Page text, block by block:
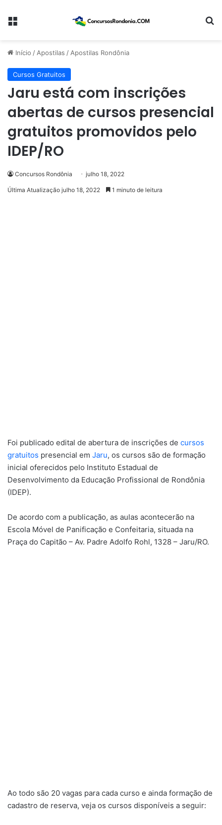
Menu
Início /Apostilas /Apostilas Rondônia
Cursos Gratuitos
Jaru está com inscrições
abertas de cursos presencial
gratuitos promovidos pelo
IDEP/RO
Concursos Rondônia julho 18, 2022
Última Atualização julho 18, 2022 1 minuto de leitura
Foi publicado edital de abertura de inscrições de cursos
gratuitos presencial em Jaru, os cursos são de formação
inicial oferecidos pelo Instituto Estadual de
Desenvolvimento da Educação Profissional de Rondônia
(IDEP).
De acordo com a publicação, as aulas acontecerão na
Escola Móvel de Panificação e Confeitaria, situada na
Praça do Capitão – Av. Padre Adolfo Rohl, 1328 – Jaru/RO.
Ao todo são 20 vagas para cada curso e ainda formação de
cadastro de reserva, veja os cursos disponíveis a seguir: